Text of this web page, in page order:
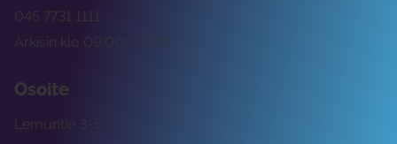
Arkisin klo 09:00 -15:00
045 7731 1111
Osoite
Lemuntie 3-5